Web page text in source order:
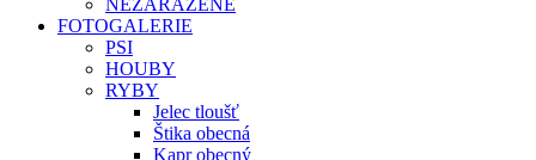
NEZAŘAZENÉ
FOTOGALERIE
PSI
HOUBY
RYBY
Jelec tloušť
Štika obecná
Kapr obecný